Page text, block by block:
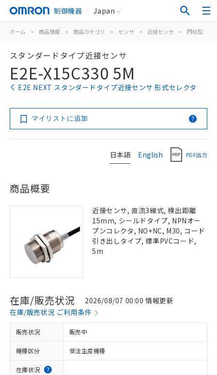
制御機器 Japan
ホーム > 商品情報 > 商品カテゴリ > センサ > 近接センサ > 円柱型
スタンダードタイプ近接センサ
E2E-X15C330 5M
E2E NEXT スタンダードタイプ近接センサ 形式セレクタ
マイリストに追加
日本語 English PDF出力
商品概要
近接センサ, 直流3線式, 検出距離
15mm, シールドタイプ, NPNオー
プンコレクタ, NO+NC, M30, コード
引き出しタイプ, 標準PVCコード,
5m
在庫/販売状況
2026/08/07 00:00 情報更新
在庫/販売状況 ご利用条件
販売状況 販売中
機種区分 受注生産機種
在庫状況